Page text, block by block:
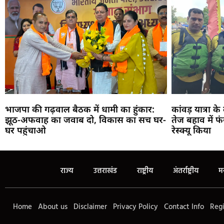
भाजपा की गढ़वाल बैठक में धामी का हुंकार:
झूठ-अफवाह का जवाब दो, विकास का सच घर-
घर पहुंचाओ
कांवड़ यात्रा
तेज बहाव में
रेस्क्यू किया
राज्य उत्तराखंड राष्ट्रीय अंतर्राष्ट्रीय
Home About us Disclaimer Privacy Policy Contact Info